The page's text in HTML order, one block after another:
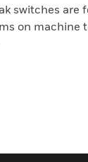
switches are
on machine